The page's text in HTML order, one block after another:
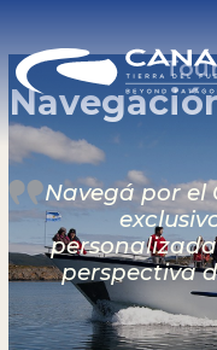
Navegá por el
perspectiva